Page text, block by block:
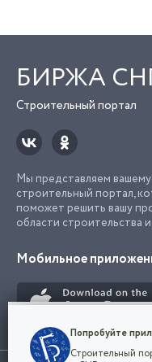
БИРЖА
Строительный портал
Мы представляем
строительный портал,
поможет решить вашу
области строительства
Мобильное
Конфиденциальность
Мы используем файлы
Попробуйте
Строительный